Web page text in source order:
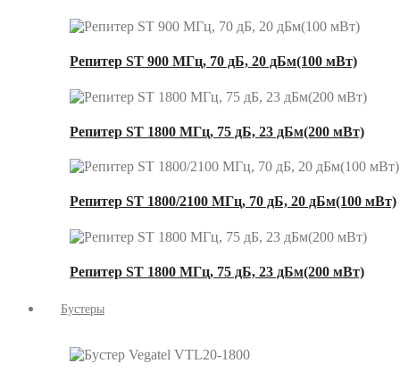
Репитер ST 900 МГц, 70 дБ, 20 дБм(100 мВт)
Репитер ST 1800 МГц, 75 дБ, 23 дБм(200 мВт)
Репитер ST 1800/2100 МГц, 70 дБ, 20 дБм(100 мВт)
Репитер ST 1800 МГц, 75 дБ, 23 дБм(200 мВт)
Бустеры